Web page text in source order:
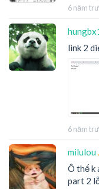
6 năm
link 2
6 năm
milulou
Ô thế k
part 2